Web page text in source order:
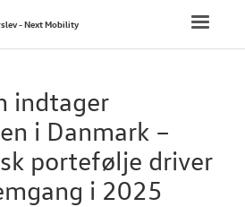
NYE VAREBILER
Toggle
- Next Mobility
indtager
i Danmark –
portefølje driver
i 2025